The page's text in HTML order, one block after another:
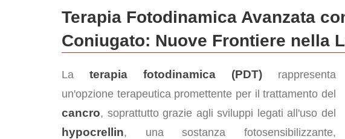
Terapia Fotodinamica Avanzata
Coniugato: Nuove Frontiere nella
La terapia fotodinamica (PDT)rappresenta
un'opzione terapeutica promettente per il trattamento del
cancro, soprattutto grazie agli sviluppi legati all'uso del
hypocrellin, una sostanza fotosensibilizzante,